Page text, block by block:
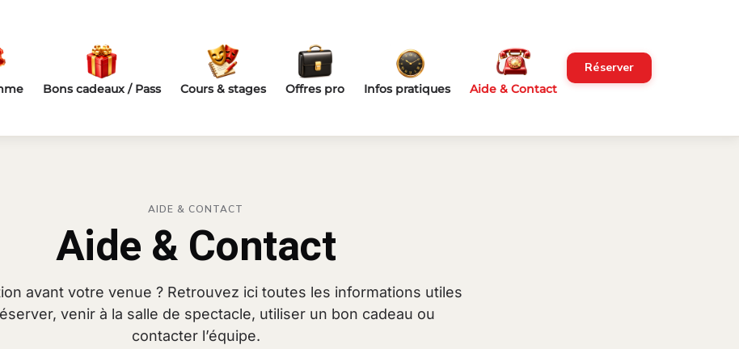
Bons cadeaux / Pass Cours & stages Offres pro Infos pratiques Aide & Contact
Réserver
AIDE & CONTACT
Aide & Contact
avant votre venue ? Retrouvez ici toutes les informations utiles
venir à la salle de spectacle, utiliser un bon cadeau ou
contacter l’équipe.